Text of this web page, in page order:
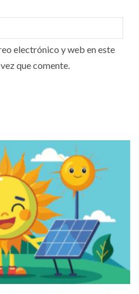
electrónico y web en este
que comente.